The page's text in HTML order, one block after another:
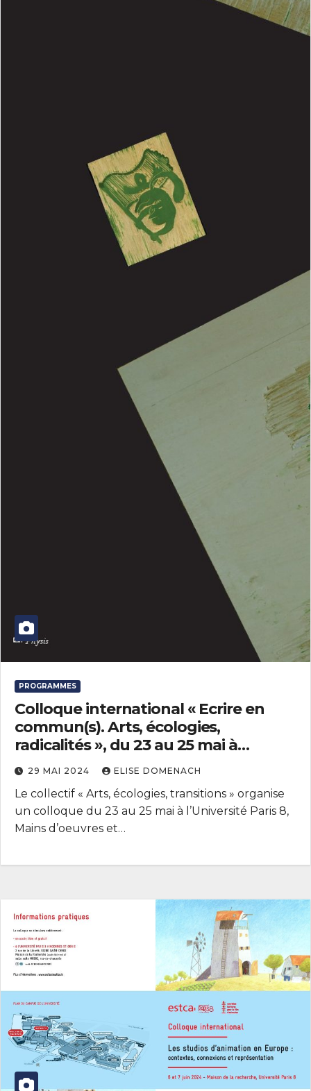
PROGRAMMES
Colloque international « Ecrire en
commun(s). Arts, écologies,
radicalités », du 23 au 25 mai à
l’Université Paris 8, Mains d’oeuvres
et l’INHA
29 MAI 2024 ELISE DOMENACH
Le collectif « Arts, écologies, transitions » organise
un colloque du 23 au 25 mai à l’Université Paris 8,
Mains d’oeuvres et…